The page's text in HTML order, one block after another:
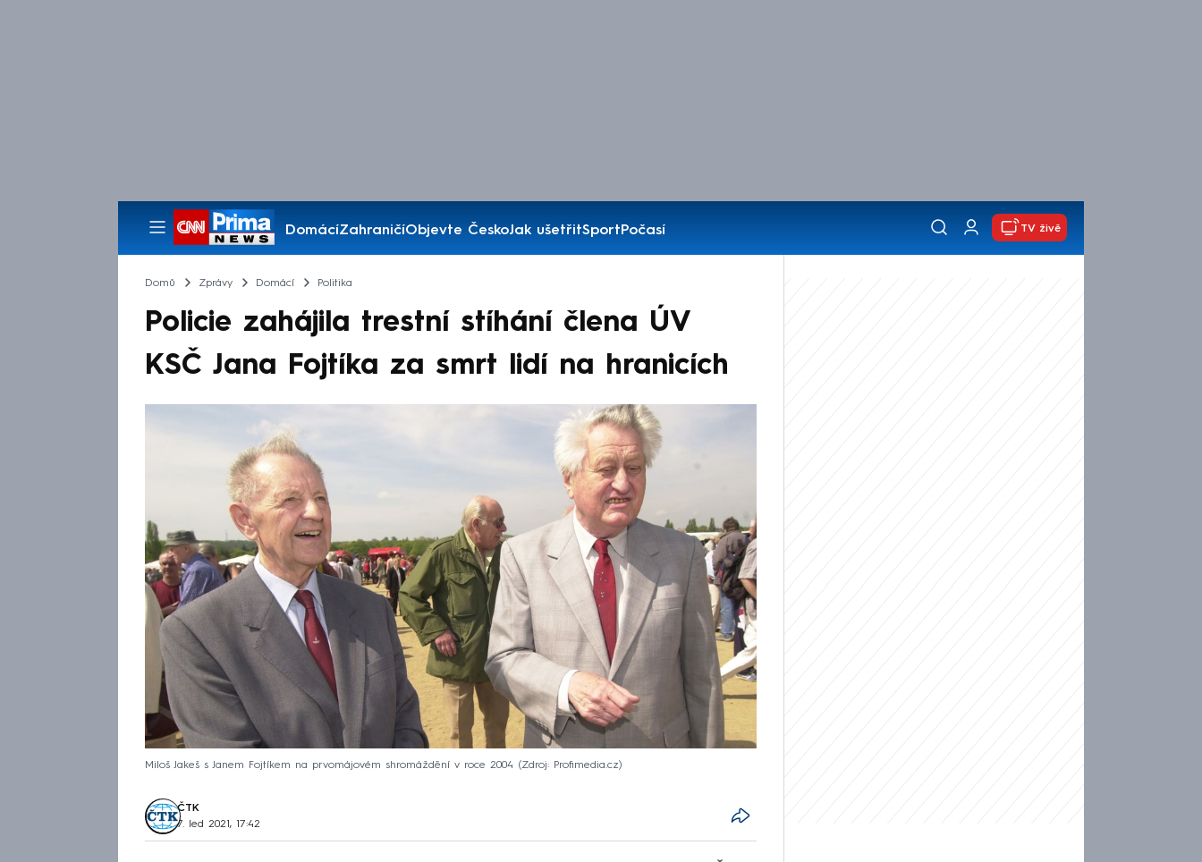
DomácíZahraničíObjevte ČeskoJak ušetřitSportPočasí
Pořady
TV živě
Domů Zprávy Domácí Politika
Policie zahájila trestní stíhání člena ÚV
KSČ Jana Fojtíka za smrt lidí na hranicích
Miloš Jakeš s Janem Fojtíkem na prvomájovém shromáždění v roce 2004 Zdroj: Profimedia.cz
ČTK
7. led 2021, 17:42